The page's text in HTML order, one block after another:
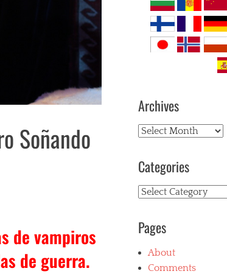
Soñando
de vampiros
de guerra.
Archives
Archives
Categories
Categories
Pages
About
Comments